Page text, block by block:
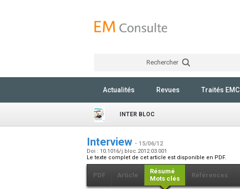
Rechercher
Actualités Revues Traités EMC
INTER BLOC
Interview - 15/06/12
Doi : 10.1016/j.bloc.2012.03.001
Le texte complet de cet article est disponible en PDF.
PDF Article
Résumé
Mots clés
Références